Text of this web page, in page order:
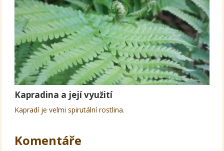
Kapradina a její využití
Kapradí je velmi spirutální rostlina.
Komentáře